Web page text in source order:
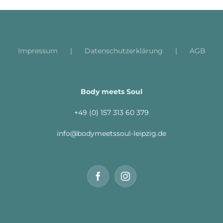
Impressum Datenschutzerklärung AGB
Body meets Soul
+49 (0) 157 313 60 379
info@bodymeetssoul-leipzig.de